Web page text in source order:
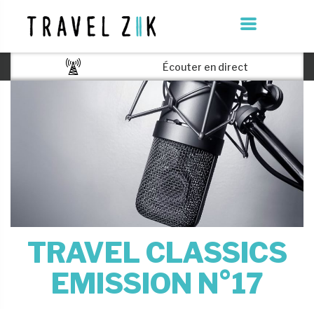
Écouter en direct
TRAVEL CLASSICS
EMISSION N°17